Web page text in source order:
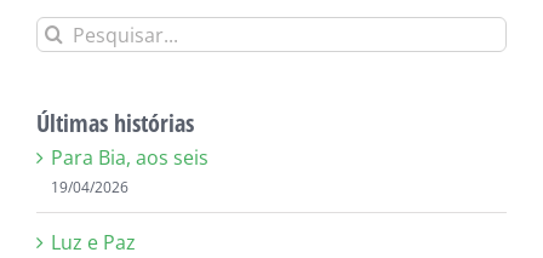
Buscar
Últimas histórias
Para Bia, aos seis
19/04/2026
Luz e Paz